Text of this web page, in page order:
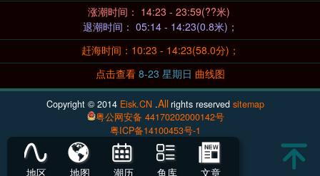
涨潮时间： 14:23 - 23:59(??米)
退潮时间： 05:14 - 14:23(0.8米)；
赶海时间：10:23 - 14:23(58.0分)；
点击查看
8-23 星期日 曲线图
Copyright © 2014 Eisk.CN .Allrights reservedsitemap
粤公网安备 44170202000142号
粤ICP备14100453号-1
地区 地图 潮历 鱼库 文章